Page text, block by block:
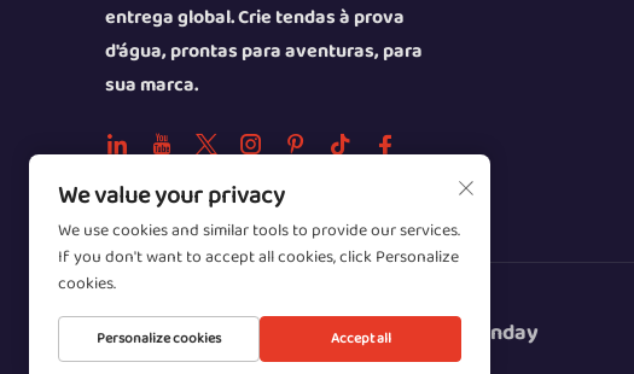
entrega global. Crie tendas à prova
d'água, prontas para aventuras, para
sua marca.
Direitos autorais © 2025 da Beijing Sunday
Campers Co., Ltd.
We value your privacy
We use cookies and similar tools to provide our services.
If you don't want to accept all cookies, click Personalize
cookies.
Personalize cookies Accept all